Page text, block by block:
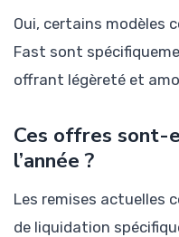
Oui, certains modèles
Fast sont
offrant légèreté et
Ces offres sont-
l’année ?
Les remises actuelles
de liquidation